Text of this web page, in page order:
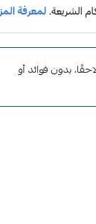
لاحقًا، بدون فوائد أو